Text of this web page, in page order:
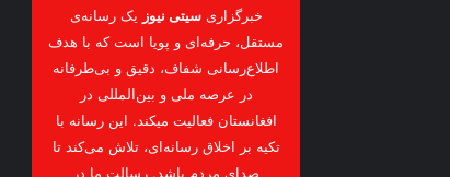
خبرگزاریسیتی نیوز یک رسانه‌ی
مستقل، حرفه‌ای و پویا است که با هدف
اطلاع‌رسانی شفاف، دقیق و بی‌طرفانه
در عرصه ملی و بین‌المللی در
افغانستان فعالیت میکند. این رسانه با
تکیه بر اخلاق رسانه‌ای، تلاش می‌کند تا
صدای مردم باشد. رسالت ما در